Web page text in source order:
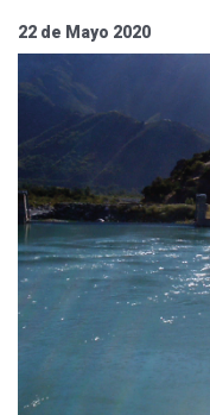
22 de Mayo 2020